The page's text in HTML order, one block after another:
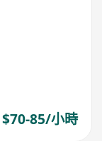
$70-85/小時